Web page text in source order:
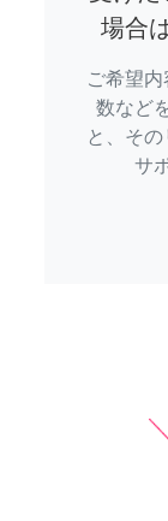
場合
ご希望
数など
と、そ
サ